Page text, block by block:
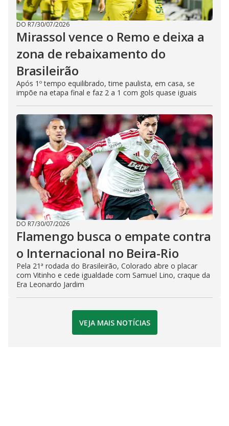
DO R7/30/07/2026
Mirassol vence o Remo e deixa a
zona de rebaixamento do
Brasileirão
Após 1º tempo equilibrado, time paulista, em casa, se
impõe na etapa final e faz 2 a 1 com gols quase iguais
DO R7/30/07/2026
Flamengo busca o empate contra
o Internacional no Beira-Rio
Pela 21ª rodada do Brasileirão, Colorado abre o placar
com Vitinho e cede igualdade com Samuel Lino, craque da
Era Leonardo Jardim
VEJA MAIS NOTÍCIAS